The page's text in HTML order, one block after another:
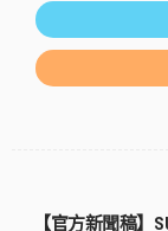
【官方新聞稿】